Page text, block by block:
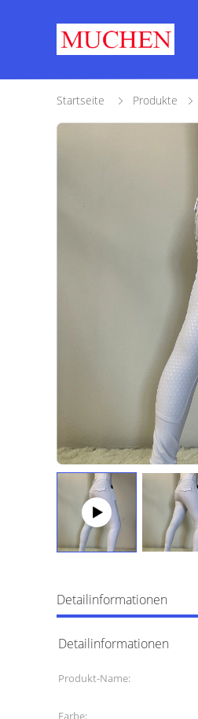
Startseite Produkte
Detailinformationen
Detailinformationen
Produkt-Name:
Farbe: